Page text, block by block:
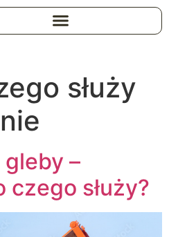
służy
–
czego służy?